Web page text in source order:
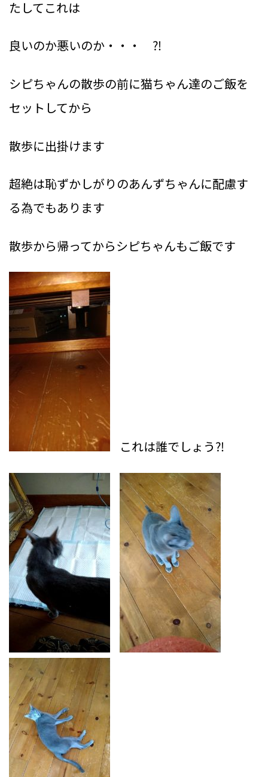
たしてこれは
良いのか悪いのか・・・ ⁈
シピちゃんの散歩の前に猫ちゃん達のご飯を
セットしてから
散歩に出掛けます
超絶は恥ずかしがりのあんずちゃんに配慮す
る為でもあります
散歩から帰ってからシピちゃんもご飯です
これは誰でしょう⁈